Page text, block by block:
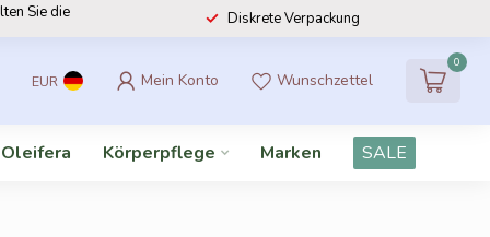
Sie die Diskrete Verpackung
EUR Mein Konto Wunschzettel
0
Körperpflege Marken SALE